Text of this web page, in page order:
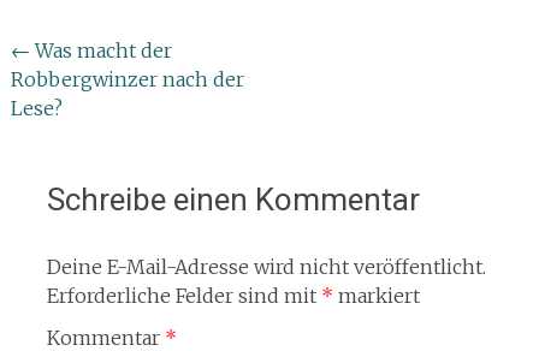
Beitragsnavigation
← Was macht der
Robbergwinzer nach der
Lese?
Schreibe einen Kommentar
Deine E-Mail-Adresse wird nicht veröffentlicht.
Erforderliche Felder sind mit * markiert
Kommentar *